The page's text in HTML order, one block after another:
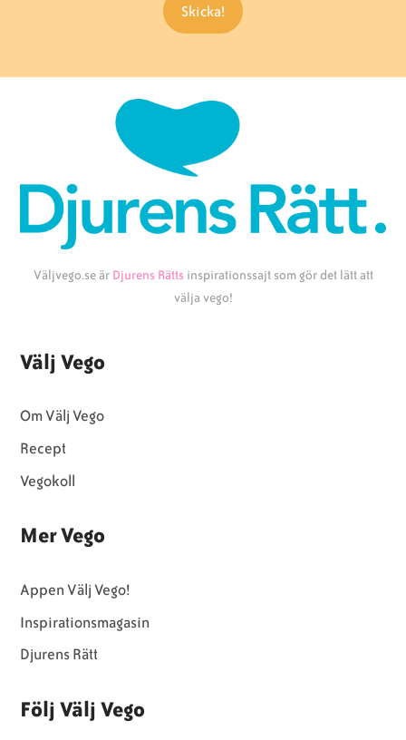
Väljvego.se är Djurens Rätts inspirationssajt som gör det lätt att
välja vego!
Välj Vego
Om Välj Vego
Recept
Vegokoll
Mer Vego
Appen Välj Vego!
Inspirationsmagasin
Djurens Rätt
Följ Välj Vego